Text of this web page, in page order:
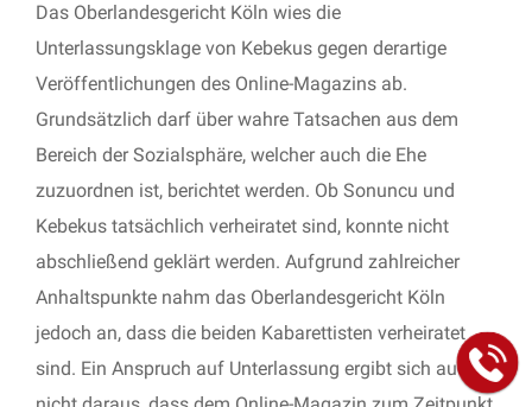
Das Oberlandesgericht Köln wies die
Unterlassungsklage von Kebekus gegen derartige
Veröffentlichungen des Online-Magazins ab.
Grundsätzlich darf über wahre Tatsachen aus dem
Bereich der Sozialsphäre, welcher auch die Ehe
zuzuordnen ist, berichtet werden. Ob Sonuncu und
Kebekus tatsächlich verheiratet sind, konnte nicht
abschließend geklärt werden. Aufgrund zahlreicher
Anhaltspunkte nahm das Oberlandesgericht Köln
jedoch an, dass die beiden Kabarettisten verheiratet
sind. Ein Anspruch auf Unterlassung ergibt sich auch